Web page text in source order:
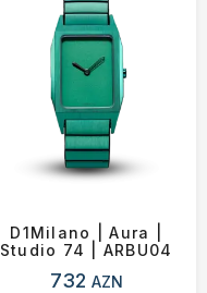
D1Milano | Aura |
Studio 74 | ARBU04
732 AZN